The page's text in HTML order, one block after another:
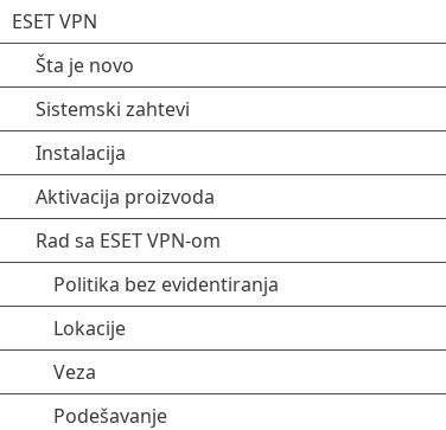
ESET VPN
Šta je novo
Sistemski zahtevi
Instalacija
Aktivacija proizvoda
Rad sa ESET VPN-om
Politika bez evidentiranja
Lokacije
Veza
Podešavanje